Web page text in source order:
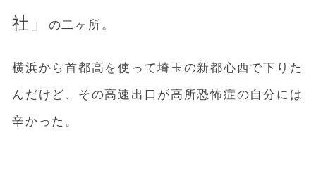
社」
の二ヶ所。
横浜から首都高を使って埼玉の新都心西で下りた
んだけど、その高速出口が高所恐怖症の自分には
辛かった。